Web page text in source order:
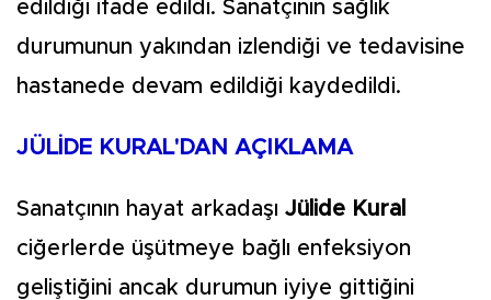
edildiği ifade edildi. Sanatçının sağlık
durumunun yakından izlendiği ve tedavisine
hastanede devam edildiği kaydedildi.
JÜLİDE KURAL'DAN AÇIKLAMA
Sanatçının hayat arkadaşı Jülide Kural
ciğerlerde üşütmeye bağlı enfeksiyon
geliştiğini ancak durumun iyiye gittiğini